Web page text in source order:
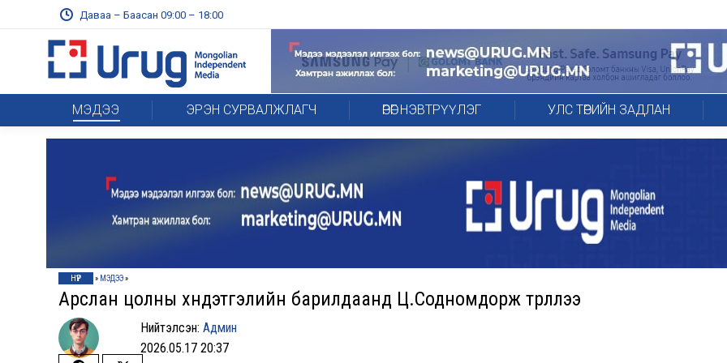
Даваа – Баасан 09:00 – 18:00
МЭДЭЭ ЭРЭН СУРВАЛЖЛАГЧ ӨРӨГ НЭВТРҮҮЛЭГ УЛС ТӨРИЙН ЗАДЛАН
НҮҮР » МЭДЭЭ»
Арслан цолны хүндэтгэлийн барилдаанд Ц.Содномдорж түрүүллээ
Нийтэлсэн:Админ
2026.05.17 20:37